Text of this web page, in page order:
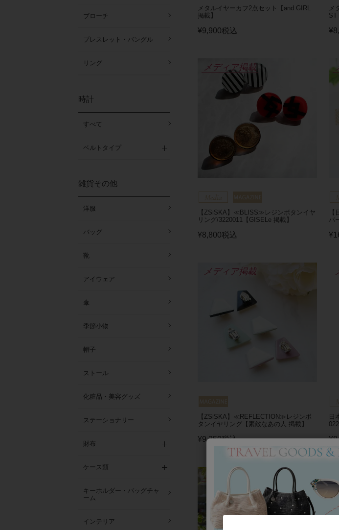
ブローチ
ブレスレット・バングル
リング
時計
すべて
ベルトタイプ
雑貨その他
洋服
バッグ
靴
アイウェア
傘
季節小物
帽子
ストール
化粧品・美容グッズ
ステーショナリー
財布
ケース類
キーホルダー・バッグチャ
ーム
インテリア
メタルイヤーカフ2点セット【and GIRL
掲載】
¥9,900税込
メ
ST
¥
メディア掲載
【ZSiSKA】≪BLISS≫レジンボタンイヤ
リング/3220011【GISELe 掲載】
¥8,800税込
パ
¥
メディア掲載
【ZSiSKA】≪REFLECTION≫レジンボ
タンイヤリング【素敵なあの人 掲載】
¥9,350税込
日
022
¥
メディア掲載